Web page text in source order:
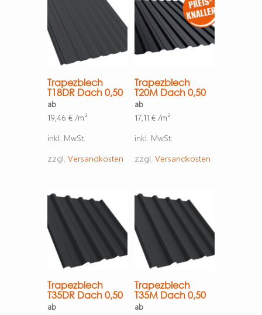
Trapezblech
T18DR Dach 0,50
ab
19,46 €/m²
inkl. MwSt.
zzgl. Versandkosten
Trapezblech
T20M Dach 0,50
ab
17,11 €/m²
inkl. MwSt.
zzgl. Versandkosten
Trapezblech
T35DR Dach 0,50
ab
Trapezblech
T35M Dach 0,50
ab